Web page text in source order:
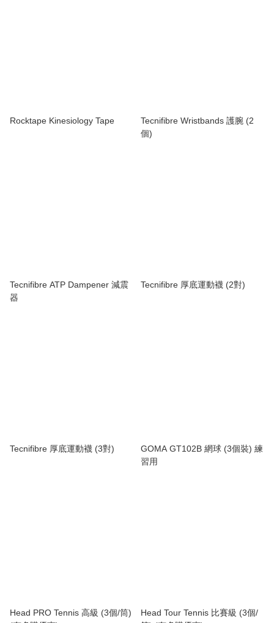
Rocktape Kinesiology Tape
Tecnifibre Wristbands 護腕 (2
個)
Tecnifibre ATP Dampener 減震
器
Tecnifibre 厚底運動襪 (2對)
Tecnifibre 厚底運動襪 (3對)
GOMA GT102B 網球 (3個裝) 練
習用
Head PRO Tennis 高級 (3個/筒)
Head Tour Tennis 比賽級 (3個/